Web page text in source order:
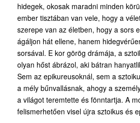
hidegek, okosak maradni minden
ember tisztában van vele, hogy a
szerepe van az életben, hogy a sors
ágáljon hát ellene, hanem
sorsával. E kor görög drámája, a
olyan hőst ábrázol, aki bátran
Sem az epikureusoknál, sem a
a mély bűnvallásnak, ahogy a
a világot teremtette és fönntartja. A
felismerhetően visel újra sztoikus és